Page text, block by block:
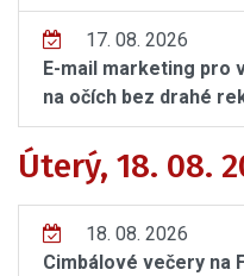
17. 08. 2026
E-mail marketing pro
na očích bez drahé
Úterý, 18. 08.
18. 08. 2026
Cimbálové večery na